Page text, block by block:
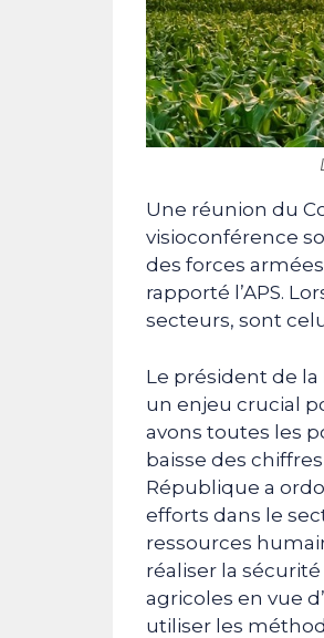
Une réunion du
visioconférence
des forces
rapporté l’APS.
secteurs, sont
Le président de
un enjeu crucial
avons toutes les
baisse des
République a
efforts dans le
ressources
réaliser la
agricoles en vue
utiliser les